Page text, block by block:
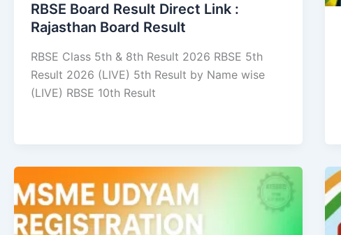
RBSE Board Result Direct Link : ​
Rajasthan Board Result
RBSE Class 5th & 8th Result 2026 RBSE 5th
Result 2026 (LIVE) 5th Result by Name wise
(LIVE) RBSE 10th Result